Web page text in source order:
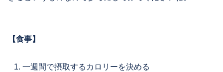
【食事】
一週間で摂取するカロリーを決める